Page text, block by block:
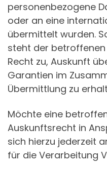
personenbezogene
oder an eine
übermittelt wurden.
steht der betroffenen
Recht zu, Auskunft
Garantien im
Übermittlung zu
Möchte eine
Auskunftsrecht in
sich hierzu jederzeit
für die Verarbeitung